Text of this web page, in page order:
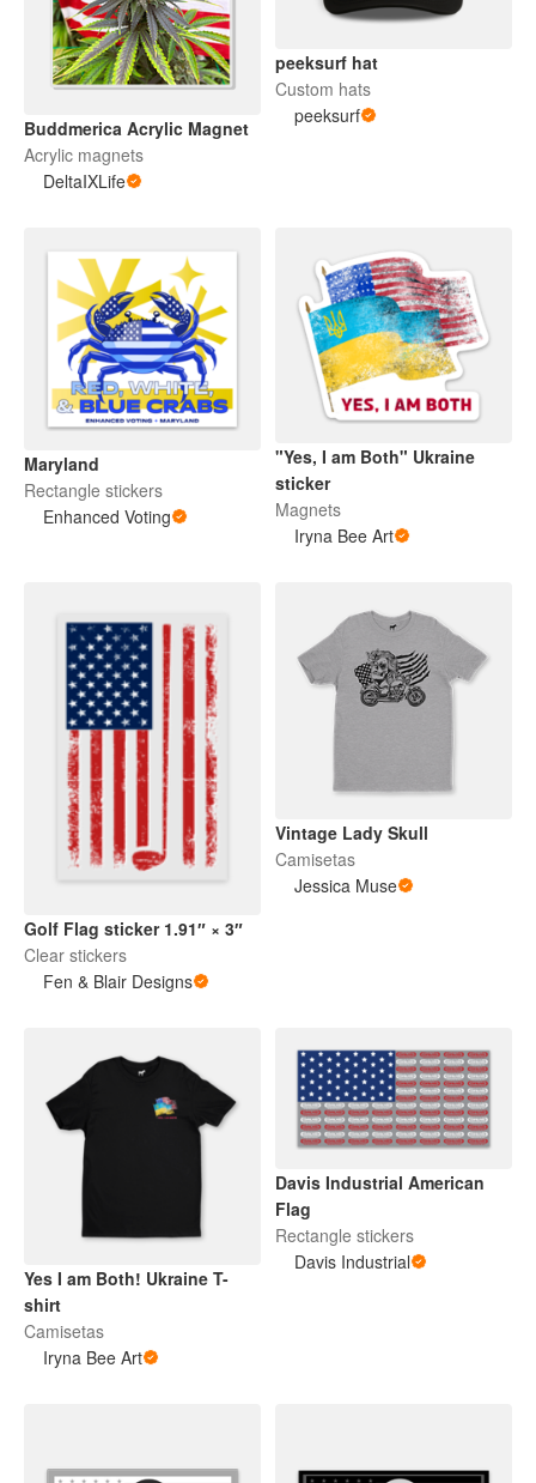
Buddmerica Acrylic Magnet
Acrylic magnets
DeltaIXLife
peeksurf hat
Custom hats
peeksurf
Maryland
Rectangle stickers
Enhanced Voting
"Yes, I am Both" Ukraine
sticker
Magnets
Iryna Bee Art
Golf Flag sticker 1.91″ × 3″
Clear stickers
Fen & Blair Designs
Vintage Lady Skull
Camisetas
Jessica Muse
Yes I am Both! Ukraine T-
shirt
Camisetas
Iryna Bee Art
Davis Industrial American
Flag
Rectangle stickers
Davis Industrial